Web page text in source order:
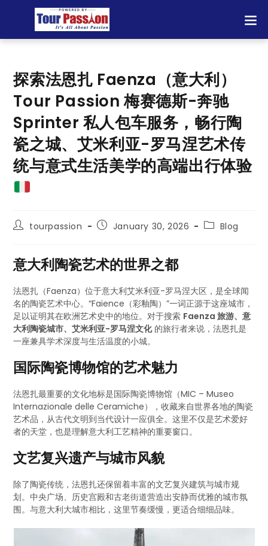
探索法恩扎 Faenza（意大利）
Tour Passion 梅赛德斯-奔驰
Sprinter 私人包车服务，畅行陶
瓷之城、艾米利亚-罗马涅艺术传
统与意式生活美学的高端出行体验
tourpassion January 30, 2026 Blog
意大利陶瓷艺术的世界之都
法恩扎（Faenza）位于意大利艾米利亚-罗马涅大区，是全球闻
名的陶瓷艺术中心。“Faience（彩釉陶）”一词正源于这座城市，
足以证明其在欧洲艺术史中的地位。对于搜索 Faenza 旅游、意
大利陶瓷城市、艾米利亚-罗马涅文化的旅行者来说，法恩扎是
一座兼具学术深度与生活温度的小城。
国际陶瓷博物馆的艺术魅力
法恩扎最重要的文化地标是国际陶瓷博物馆（MIC – Museo
Internazionale delle Ceramiche），收藏来自世界各地的陶瓷
艺术品，从古代文明到当代设计一应俱全。这里不仅是艺术爱好
者的天堂，也是理解意大利工艺精神的重要窗口。
文艺复兴遗产与城市风貌
除了陶瓷传统，法恩扎还保留着丰富的文艺复兴建筑与城市规
划。中央广场、历史宫殿和古老街道营造出安静而优雅的城市氛
围。与意大利大城市相比，这里节奏缓慢，更适合细细品味。